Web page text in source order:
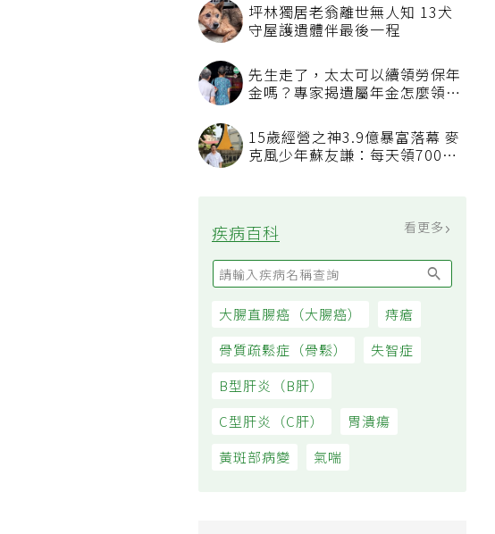
坪林獨居老翁離世無人知 13犬
守屋護遺體伴最後一程
先生走了，太太可以續領勞保年
金嗎？專家揭遺屬年金怎麼領，
15歲經營之神3.9億暴富落幕 麥
克風少年蘇友謙：每天領700元
疾病百科 看更多
大腸直腸癌（大腸癌）
痔瘡
骨質疏鬆症（骨鬆）
失智症
B型肝炎（B肝）
C型肝炎（C肝）
胃潰瘍
黃斑部病變
氣喘